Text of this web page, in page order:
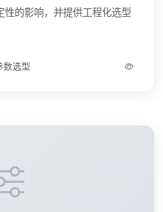
的影响，并提供工程化选型
数选型